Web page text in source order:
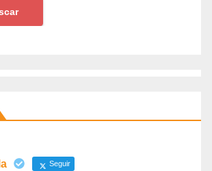
Seguir